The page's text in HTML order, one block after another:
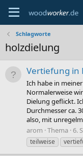
Schlagworte
holzdielung
Vertiefung in
Ich habe in
Normalerweise
Dielung geflickt.
Durchmesser ca.
also, mit
arom Thema 6.
teilweise